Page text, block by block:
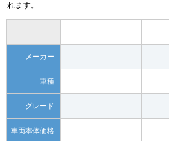
れます。
メーカー
車種
グレード
車両本体価格